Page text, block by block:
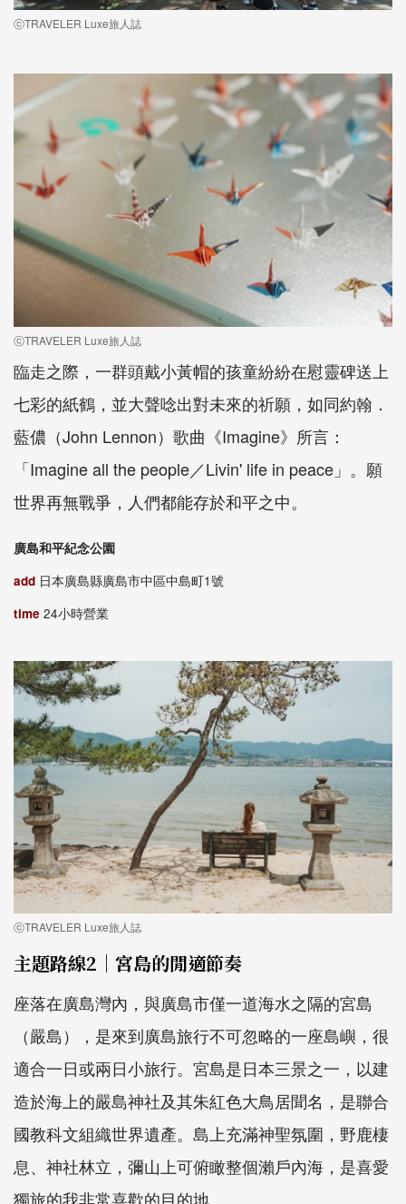
ⓒTRAVELER Luxe旅人誌
ⓒTRAVELER Luxe旅人誌
臨走之際，一群頭戴小黃帽的孩童紛紛在慰靈碑送上
七彩的紙鶴，並大聲唸出對未來的祈願，如同約翰．
藍儂（John Lennon）歌曲《Imagine》所言：
「Imagine all the people／Livin' life in peace」。願
世界再無戰爭，人們都能存於和平之中。
廣島和平紀念公園
add 日本廣島縣廣島市中區中島町1號
time 24小時營業
ⓒTRAVELER Luxe旅人誌
主題路線2｜宮島的閒適節奏
座落在廣島灣內，與廣島市僅一道海水之隔的宮島
（嚴島），是來到廣島旅行不可忽略的一座島嶼，很
適合一日或兩日小旅行。宮島是日本三景之一，以建
造於海上的嚴島神社及其朱紅色大鳥居聞名，是聯合
國教科文組織世界遺產。島上充滿神聖氛圍，野鹿棲
息、神社林立，彌山上可俯瞰整個瀨戶內海，是喜愛
獨旅的我非常喜歡的目的地。